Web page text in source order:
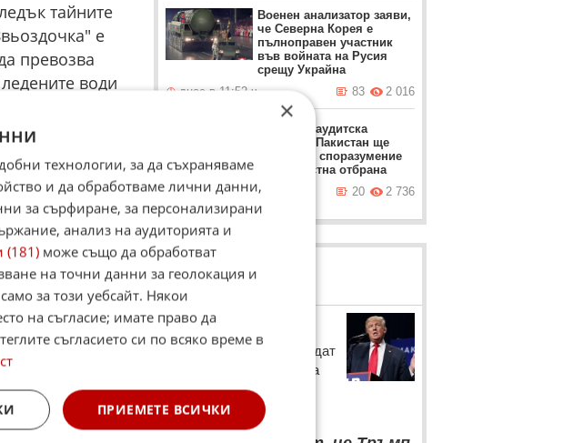
тайните
е
превозва
води
се
за
извода, че
по
би
рампи за
Военен анализатор заяви,
че Северна Корея е
пълноправен участник
във войната на Русия
срещу Украйна
днес в 11:52 ч.
2 016
83
Турция, Саудитска
Арабия и Пакистан ще
подпишат споразумение
за съвместна отбрана
днес в 11:22 ч.
2 736
20
ЛОВЦИ НА БИСЕРИ
Доналд Тръмп
Републиканският кандидат
за Белия дом коментира
чувствата си към
президента на Русия.
×
технологии, за да съхраняваме
и да обработваме лични данни,
за сърфиране, за персонализирани
анализ на аудиторията и
(181) може също да обработват
на точни данни за геолокация и
за този уебсайт. Някои
на съгласие; имате право да
съгласието си по всяко време в
ПРИЕМЕТЕ ВСИЧКИ